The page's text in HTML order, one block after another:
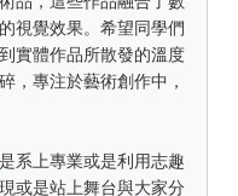
視覺效果。希望同學們
實體作品所散發的溫度
，專注於藝術創作中，
系上專業或是利用志趣
或是站上舞台與大家分